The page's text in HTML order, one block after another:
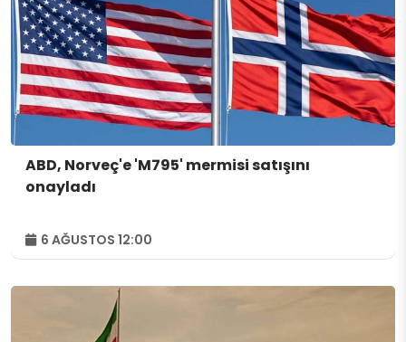
ABD, Norveç'e 'M795' mermisi satışını
onayladı
6 AĞUSTOS 12:00